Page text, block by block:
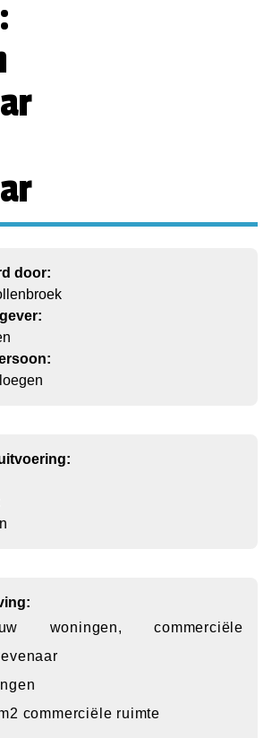
door:
woningen, commerciële
commerciële ruimte